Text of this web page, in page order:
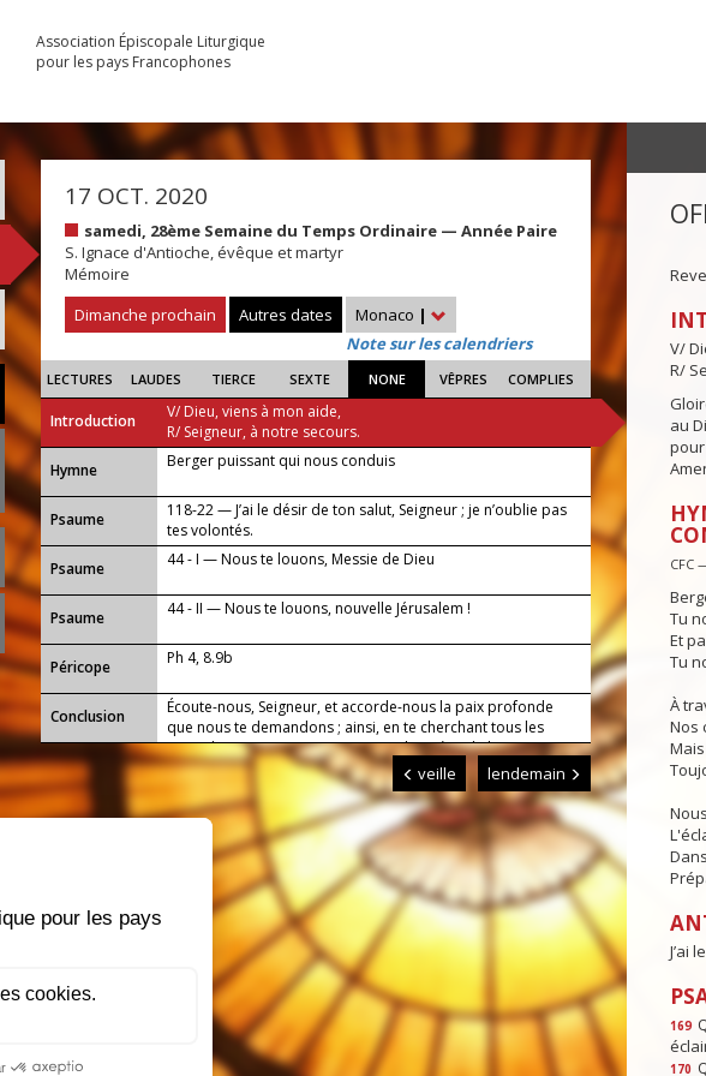
Association Épiscopale Liturgique
pour les pays Francophones
17 OCT. 2020
samedi, 28ème Semaine du Temps Ordinaire — Année Paire
S. Ignace d'Antioche, évêque et martyr
Mémoire
Dimanche prochain
Autres dates Monaco |
Note sur les calendriers
LECTURES LAUDES TIERCE SEXTE NONE VÊPRES COMPLIES
Introduction
V/ Dieu, viens à mon aide,
R/ Seigneur, à notre secours.
...
Hymne Berger puissant qui nous conduis
Psaume
118-22 — J’ai le désir de ton salut, Seigneur ; je n’oublie pas
tes volontés.
Psaume
44 - I — Nous te louons, Messie de Dieu
Psaume 44 - II — Nous te louons, nouvelle Jérusalem !
Péricope Ph 4, 8.9b
Conclusion
Écoute-nous, Seigneur, et accorde-nous la paix profonde
que nous te demandons ; ainsi, en te cherchant tous les
jours de notre vie, et soutenus par la prière de la Vierge
Marie, nous parviendrons sans encombre jusqu'à toi.
veille lendemain
V/
R/
au
CFC
Tu
Et
Tu
À
Nos
J’ai
169
170